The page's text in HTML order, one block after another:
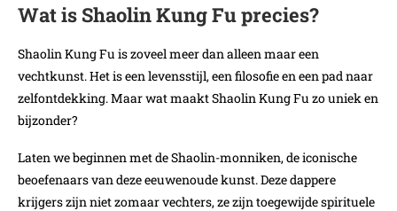
Wat is Shaolin Kung Fu precies?
Shaolin Kung Fu is zoveel meer dan alleen maar een
vechtkunst. Het is een levensstijl, een filosofie en een pad naar
zelfontdekking. Maar wat maakt Shaolin Kung Fu zo uniek en
bijzonder?
Laten we beginnen met de Shaolin-monniken, de iconische
beoefenaars van deze eeuwenoude kunst. Deze dappere
krijgers zijn niet zomaar vechters, ze zijn toegewijde spirituele